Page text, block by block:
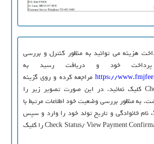
هزینه می توانید به منظور کنترل و بررسی
خود و دریافت رسید به
https:// مراجعه کرده و روی گزینه
Check Status کلیک نمائید. در این صورت تصویر زیر را
به منظور بررسی وضعیت خود اطلاعات مرتبط با
SEVIS ID، نام خانوادگی و تاریخ تولد خود را وارد و سپس
گزینه Check Status/ View Payment Confirmation را کلیک